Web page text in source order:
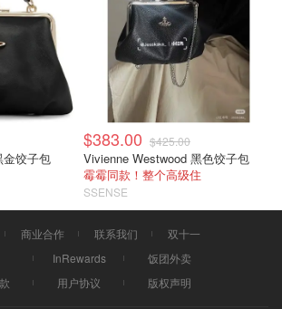
饺子包
$383.00 $425.00
Vivienne Westwood 黑色饺子包
霉霉同款！整个高级住
SSENSE
商业合作 联系我们
双十一
InRewards
饭团外卖
用户协议 版权声明